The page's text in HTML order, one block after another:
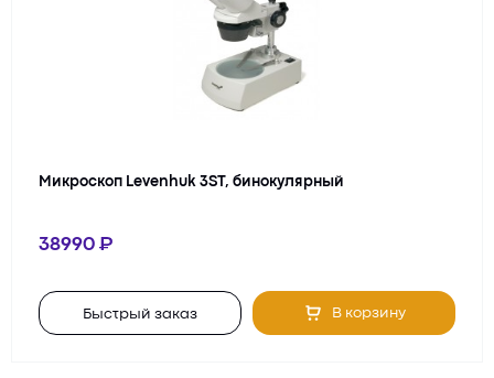
Микроскоп Levenhuk 3ST, бинокулярный
38990
Быстрый заказ В корзину